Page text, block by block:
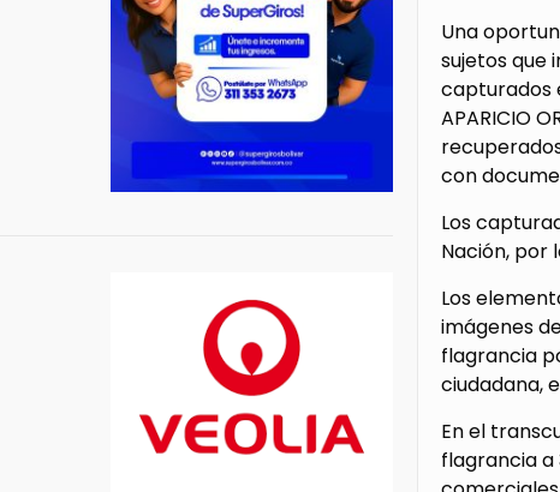
Una
sujetos que
capturados
APARICIO
con
Los
Nación, por
Los
imágenes
flagrancia
ciudadana,
En el
flagrancia a